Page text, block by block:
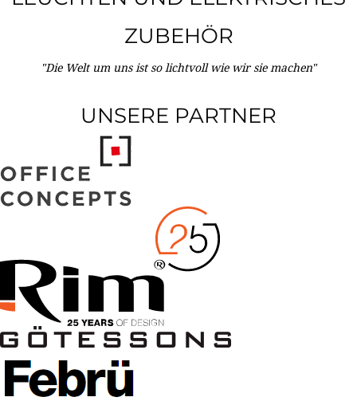
ZUBEHÖR
"Die Welt um uns ist so lichtvoll wie wir sie machen"
UNSERE PARTNER